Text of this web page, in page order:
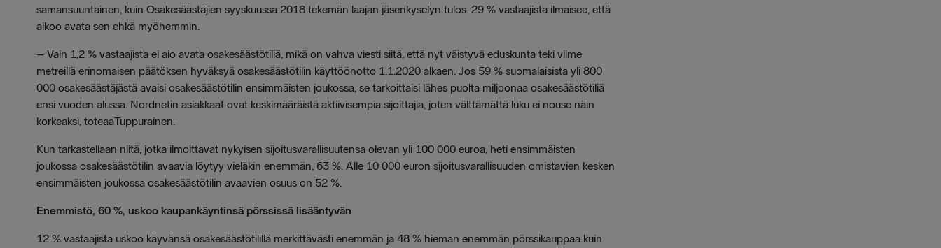
samansuuntainen, kuin Osakesäästäjien syyskuussa 2018 tekemän laajan jäsenkyselyn tulos. 29 % vastaajista ilmaisee, että
aikoo avata sen ehkä myöhemmin.
– Vain 1,2 % vastaajista ei aio avata osakesäästötiliä, mikä on vahva viesti siitä, että nyt väistyvä eduskunta teki viime
metreillä erinomaisen päätöksen hyväksyä osakesäästötilin käyttöönotto 1.1.2020 alkaen. Jos 59 % suomalaisista yli 800
000 osakesäästäjästä avaisi osakesäästötilin ensimmäisten joukossa, se tarkoittaisi lähes puolta miljoonaa osakesäästötiliä
ensi vuoden alussa. Nordnetin asiakkaat ovat keskimääräistä aktiivisempia sijoittajia, joten välttämättä luku ei nouse näin
korkeaksi, toteaaTuppurainen.
Kun tarkastellaan niitä, jotka ilmoittavat nykyisen sijoitusvarallisuutensa olevan yli 100 000 euroa, heti ensimmäisten
joukossa osakesäästötilin avaavia löytyy vieläkin enemmän, 63 %. Alle 10 000 euron sijoitusvarallisuuden omistavien kesken
ensimmäisten joukossa osakesäästötilin avaavien osuus on 52 %.
Enemmistö, 60 %, uskoo kaupankäyntinsä pörssissä lisääntyvän
12 % vastaajista uskoo käyvänsä osakesäästötilillä merkittävästi enemmän ja 48 % hieman enemmän pörssikauppaa kuin